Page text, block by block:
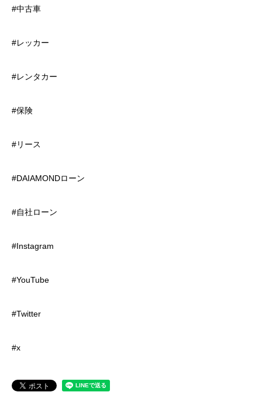
#中古車
#レッカー
#レンタカー
#保険
#リース
#DAIAMONDローン
#自社ローン
#Instagram
#YouTube
#Twitter
#x